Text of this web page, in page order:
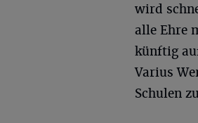
wird
alle Ehre
künftig
Varius
Schulen